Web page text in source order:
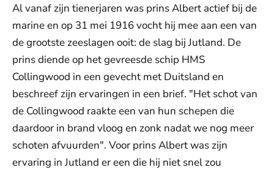
Al vanaf zijn tienerjaren was prins Albert actief bij de
marine en op 31 mei 1916 vocht hij mee aan een van
de grootste zeeslagen ooit: de slag bij Jutland. De
prins diende op het gevreesde schip HMS
Collingwood in een gevecht met Duitsland en
beschreef zijn ervaringen in een brief. "Het schot van
de Collingwood raakte een van hun schepen die
daardoor in brand vloog en zonk nadat we nog meer
schoten afvuurden". Voor prins Albert was zijn
ervaring in Jutland er een die hij niet snel zou